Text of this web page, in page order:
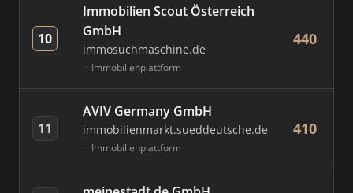
10
Immobilien Scout Österreich
GmbH
immosuchmaschine.de
Immobilienplattform
440
11
AVIV Germany GmbH
immobilienmarkt.sueddeutsche.de
Immobilienplattform
410